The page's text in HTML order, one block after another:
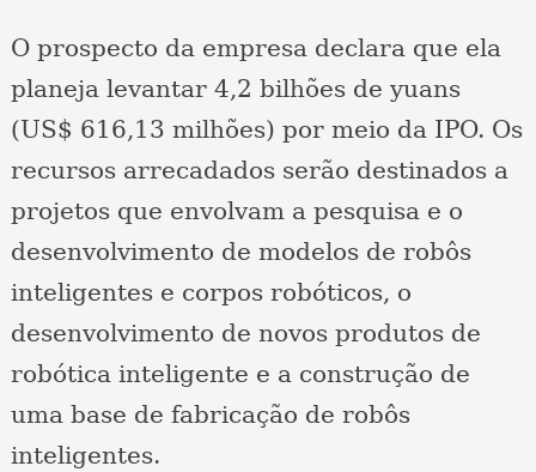
O prospecto da empresa declara que ela
planeja levantar 4,2 bilhões de yuans
(US$ 616,13 milhões) por meio da IPO. Os
recursos arrecadados serão destinados a
projetos que envolvam a pesquisa e o
desenvolvimento de modelos de robôs
inteligentes e corpos robóticos, o
desenvolvimento de novos produtos de
robótica inteligente e a construção de
uma base de fabricação de robôs
inteligentes.